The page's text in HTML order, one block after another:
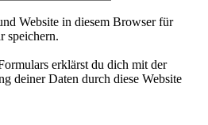
Website in diesem Browser für
speichern.
erklärst du dich mit der
deiner Daten durch diese Website